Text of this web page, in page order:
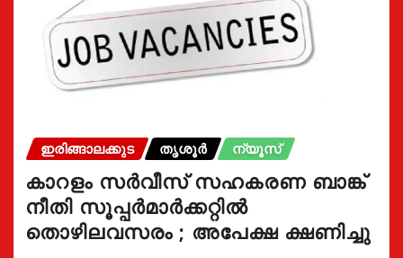
ഇരിങ്ങാലക്കുട തൃശൂർ ന്യൂസ്
കാറളം സർവീസ് സഹകരണ ബാങ്ക്
നീതി സൂപ്പർമാർക്കറ്റിൽ
തൊഴിലവസരം ; അപേക്ഷ ക്ഷണിച്ചു